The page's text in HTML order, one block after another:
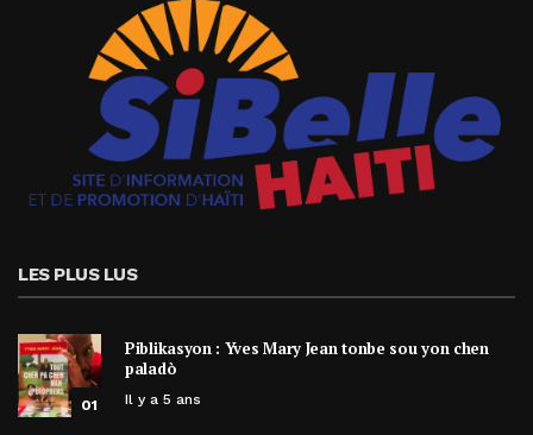
LES PLUS LUS
01
Piblikasyon : Yves Mary Jean tonbe sou yon chen
paladò
Il y a 5 ans